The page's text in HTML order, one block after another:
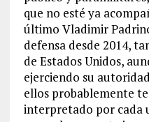
que no esté ya
último Vladimir
defensa desde 2014,
de Estados Unidos,
ejerciendo su
ellos probablemente
interpretado por cada